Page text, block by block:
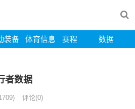
装备 体育信息 赛程 数据
者数据
评论(0)